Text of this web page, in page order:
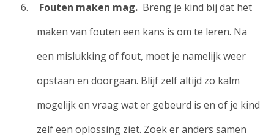
Fouten maken mag. Breng je kind bij dat het
maken van fouten een kans is om te leren. Na
een mislukking of fout, moet je namelijk weer
opstaan en doorgaan. Blijf zelf altijd zo kalm
mogelijk en vraag wat er gebeurd is en of je kind
zelf een oplossing ziet. Zoek er anders samen